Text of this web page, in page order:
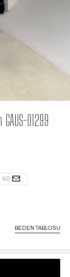
01299
40
BEDEN TABLOSU